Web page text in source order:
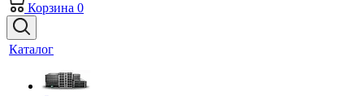
Корзина 0
Каталог